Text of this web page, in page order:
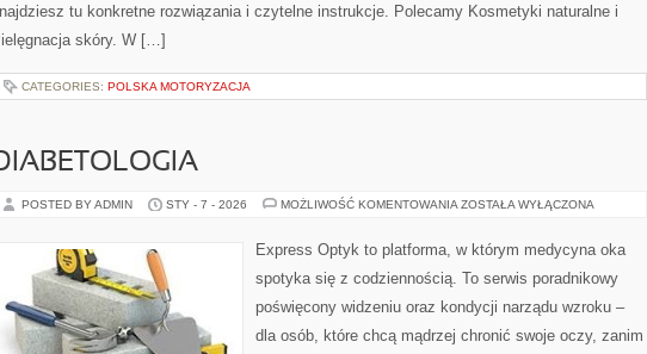
tu konkretne rozwiązania i czytelne instrukcje. Polecamy Kosmetyki naturalne i
skóry. W […]
CATEGORIES: POLSKA MOTORYZACJA
POSTED BY ADMIN STY - 7 - 2026 MOŻLIWOŚĆ KOMENTOWANIA DIABETOLOGIA
ZOSTAŁA WYŁĄCZONA
Express Optyk to platforma, w którym medycyna oka
spotyka się z codziennością. To serwis poradnikowy
poświęcony widzeniu oraz kondycji narządu wzroku –
dla osób, które chcą mądrzej chronić swoje oczy, zanim